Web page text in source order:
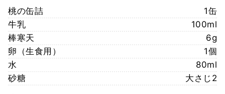
桃の缶詰
1缶
牛乳
100ml
棒寒天
6g
卵（生食用）
1個
水
80ml
砂糖
大さじ2